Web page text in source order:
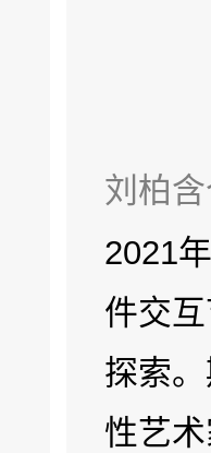
刘柏
2021
件交
探索
性艺